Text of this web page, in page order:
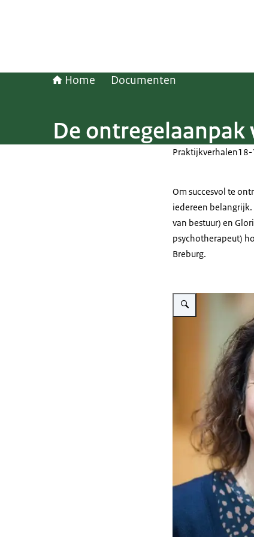
Home Documenten
De ontregelaanpak
Praktijkverhalen18-
Om succesvol te
iedereen
van bestuur) en
psychotherapeut)
Breburg.
Vergroot afbeelding